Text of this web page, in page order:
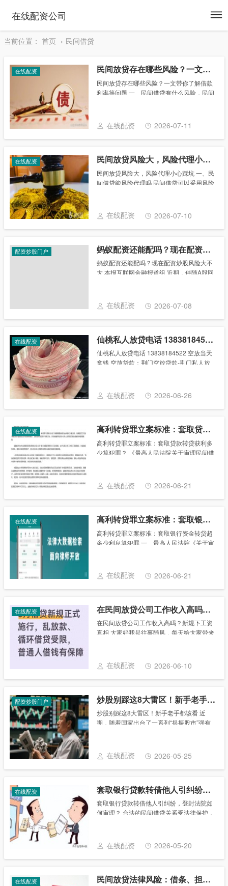
在线配资公司
当前位置： 首页 民间借贷
在线配资 民间放贷存在哪些风险？一文带你了解借款利率等问题
民间放贷存在哪些风险？一文带你了解借款
利率等问题 一、民间借贷有什么风险，民间
非法活动的风险，当事人约定的借款利率发
生争......
在线配资 2026-07-11
在线配资 民间放贷风险大，风险代理小心踩坑
民间放贷风险大，风险代理小心踩坑 一、民
间借贷能风险代理吗 民间借贷可以采用风险
达成其他事先约定的结果时，委托人按照约
定......
在线配资 2026-07-10
配资炒股门户 蚂蚁配资还能配吗？现在配资炒股风险大不大
蚂蚁配资还能配吗？现在配资炒股风险大不
大 本报互联网金融报道组 近期，伴随A股回
起，两融余额从9274.45亿元开始节节攀
升......
在线配资 2026-07-08
在线配资 仙桃私人放贷电话 13838184522 空放当天拿钱
仙桃私人放贷电话 13838184522 空放当天
拿钱 空放贷款：荆门空放贷款-荆门私人放
入和居住地址。（人不在荆门的......
在线配资 2026-06-26
在线配资 高利转贷罪立案标准：套取贷款转贷获利多少算犯罪？
高利转贷罪立案标准：套取贷款转贷获利多
少算犯罪？ 《最高人民法院关于审理民间借
解释》）第十三条第一项大幅修改了2015
年......
在线配资 2026-06-21
在线配资 高利转贷罪立案标准：套取银行资金转贷超多少利息算犯罪
高利转贷罪立案标准：套取银行资金转贷超
多少利息算犯罪 一、最高人民法院《关于审
下列情形之一的，人民法院应当认定民......
在线配资 2026-06-21
在线配资 在民间放贷公司工作收入高吗？新规下工资真相
在民间放贷公司工作收入高吗？新规下工资
真相 大家好我是往事随风，每天给大家带来
就点个关注～ 最近身边不少亲戚朋友都在打
听......
在线配资 2026-06-10
配资炒股门户 炒股别踩这8大雷区！新手老手都该看
炒股别踩这8大雷区！新手老手都该看 近
期，随着国家出台了一系列“提振股市”强有
涨涨跌跌的股市震荡中，不少投资者又被“上
了一课......
在线配资 2026-05-25
在线配资 套取银行贷款转借他人引纠纷，登封法院如何审理？
套取银行贷款转借他人引纠纷，登封法院如
何审理？ 合法的民间借贷关系受法律保护，
或损失？ 基本案情 2023年3月16日，吕
某......
在线配资 2026-05-20
在线配资 民间放贷法律风险：借条、担保、转化借贷怎么判